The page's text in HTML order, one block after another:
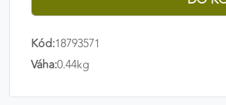
Kód:18793571
Váha:0.44kg